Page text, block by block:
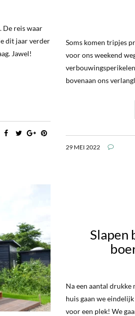
De reis waar
dit jaar verder
Jawel!
Soms komen tripjes
voor ons weekend
bovenaan ons
29 MEI 2022
Slapen
Na een aantal drukke
huis gaan we
voor een plek! We